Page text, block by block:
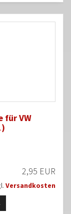
für VW
2,95 EUR
Versandkosten